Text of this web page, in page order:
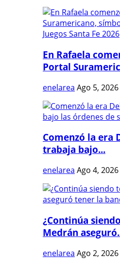
En Rafaela
Portal
enelarea Ago 5, 2026
Comenzó la era
trabaja bajo...
enelarea Ago 4, 2026
¿Continúa
Medrán
enelarea Ago 2, 2026